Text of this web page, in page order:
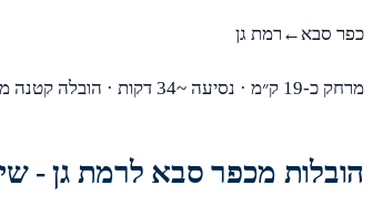
כפר סבא←רמת גן
מרחק כ-19 ק״מ · נסיעה ~34 דקות · הובלה קטנה מ-500₪
הובלות מכפר סבא לרמת גן -